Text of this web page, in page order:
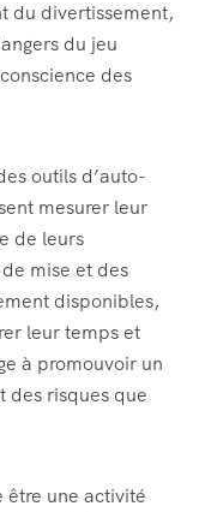
du divertissement,
du jeu
des
outils d’auto-
mesurer leur
de leurs
mise et des
disponibles,
leur temps et
à promouvoir un
des risques que
être une activité